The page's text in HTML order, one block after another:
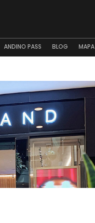
ANDINO PASS BLOG MAPA